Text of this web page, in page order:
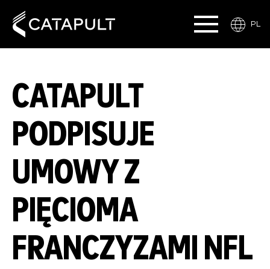
PL
CATAPULT
PODPISUJE
UMOWY Z
PIĘCIOMA
FRANCZYZAMI NFL